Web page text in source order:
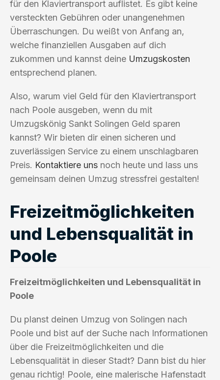
für den Klaviertransport auflistet. Es gibt keine
versteckten Gebühren oder unangenehmen
Überraschungen. Du weißt von Anfang an,
welche finanziellen Ausgaben auf dich
zukommen und kannst deine Umzugskosten
entsprechend planen.
Also, warum viel Geld für den Klaviertransport
nach Poole ausgeben, wenn du mit
Umzugskönig Sankt Solingen Geld sparen
kannst? Wir bieten dir einen sicheren und
zuverlässigen Service zu einem unschlagbaren
Preis. Kontaktiere uns noch heute und lass uns
gemeinsam deinen Umzug stressfrei gestalten!
Freizeitmöglichkeiten
und Lebensqualität in
Poole
Freizeitmöglichkeiten und Lebensqualität in
Poole
Du planst deinen Umzug von Solingen nach
Poole und bist auf der Suche nach Informationen
über die Freizeitmöglichkeiten und die
Lebensqualität in dieser Stadt? Dann bist du hier
genau richtig! Poole, eine malerische Hafenstadt